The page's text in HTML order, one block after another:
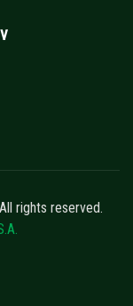
All rights reserved.